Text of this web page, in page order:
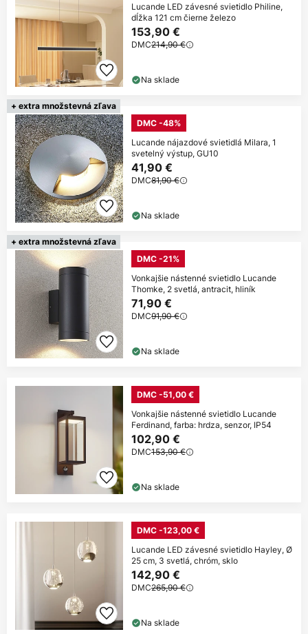
Lucande LED závesné svietidlo Philine,
dĺžka 121 cm čierne železo
153,90 €
DMC214,90 €
Na sklade
+ extra množstevná zľava
DMC -48%
Lucande nájazdové svietidlá Milara, 1
svetelný výstup, GU10
41,90 €
DMC81,90 €
Na sklade
+ extra množstevná zľava
DMC -21%
Vonkajšie nástenné svietidlo Lucande
Thomke, 2 svetlá, antracit, hliník
71,90 €
DMC91,90 €
Na sklade
DMC -51,00 €
Vonkajšie nástenné svietidlo Lucande
Ferdinand, farba: hrdza, senzor, IP54
102,90 €
DMC153,90 €
Na sklade
DMC -123,00 €
Lucande LED závesné svietidlo Hayley, Ø
25 cm, 3 svetlá, chróm, sklo
142,90 €
DMC265,90 €
Na sklade